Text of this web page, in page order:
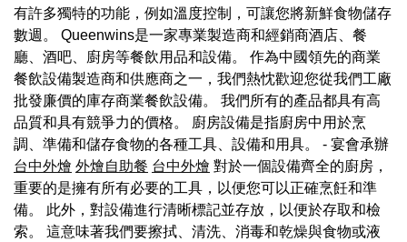
有許多獨特的功能，例如溫度控制，可讓您將新鮮食物儲存
數週。 Queenwins是一家專業製造商和經銷商酒店、餐
廳、酒吧、廚房等餐飲用品和設備。 作為中國領先的商業
餐飲設備製造商和供應商之一，我們熱忱歡迎您從我們工廠
批發廉價的庫存商業餐飲設備。 我們所有的產品都具有高
品質和具有競爭力的價格。 廚房設備是指廚房中用於烹
調、準備和儲存食物的各種工具、設備和用具。 - 宴會承辦
台中外燴 外燴自助餐 台中外燴 對於一個設備齊全的廚房，
重要的是擁有所有必要的工具，以便您可以正確烹飪和準
備。 此外，對設備進行清晰標記並存放，以便於存取和檢
索。 這意味著我們要擦拭、清洗、消毒和乾燥與食物或液